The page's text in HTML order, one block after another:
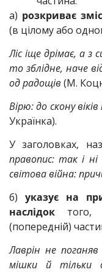
а) розкриває
(в цілому або
Ліс іще дрімає, а з
то зблідне, наче
од радощів (М.
Вірю: до скону
Українка).
У заголовках,
правопис: так і ні
світова війна:
б) указує на
наслідок того,
(попередній)
Лаврін не
мішки й тільки